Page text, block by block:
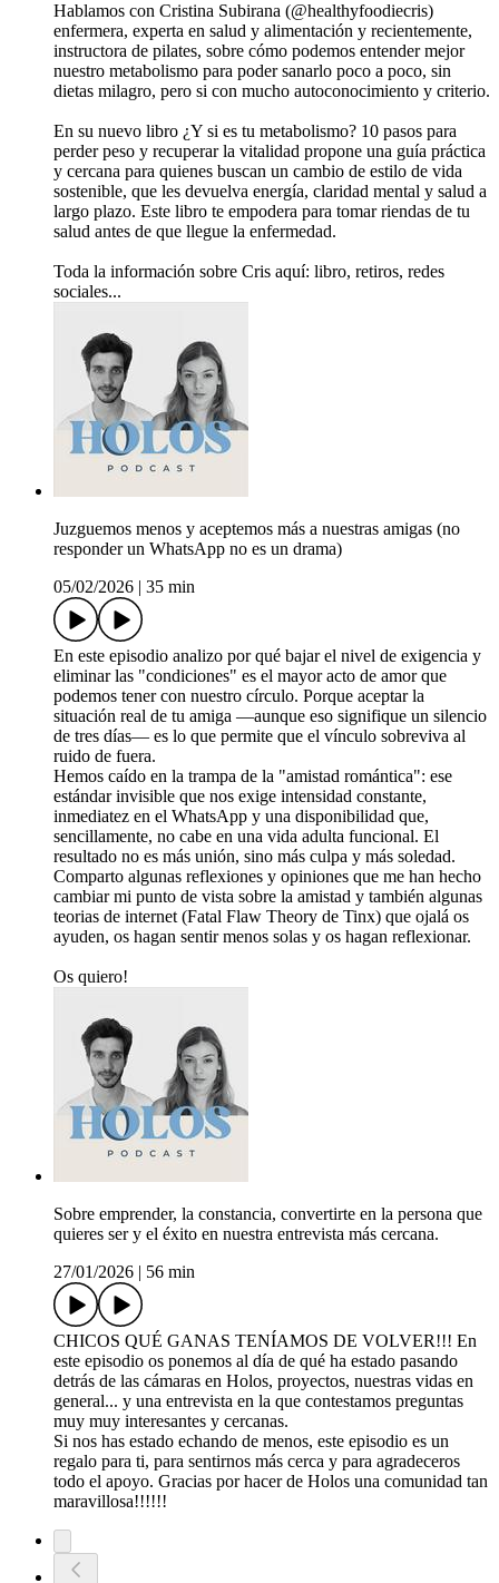
Hablamos con Cristina Subirana (@healthyfoodiecris)
enfermera, experta en salud y alimentación y recientemente,
instructora de pilates, sobre cómo podemos entender mejor
nuestro metabolismo para poder sanarlo poco a poco, sin
dietas milagro, pero si con mucho autoconocimiento y criterio.
En su nuevo libro ¿Y si es tu metabolismo? 10 pasos para
perder peso y recuperar la vitalidad propone una guía práctica
y cercana para quienes buscan un cambio de estilo de vida
sostenible, que les devuelva energía, claridad mental y salud a
largo plazo. Este libro te empodera para tomar riendas de tu
salud antes de que llegue la enfermedad.
Toda la información sobre Cris aquí: libro, retiros, redes
sociales...
Juzguemos menos y aceptemos más a nuestras amigas (no
responder un WhatsApp no es un drama)
05/02/2026
35 min
En este episodio analizo por qué bajar el nivel de exigencia y
eliminar las "condiciones" es el mayor acto de amor que
podemos tener con nuestro círculo. Porque aceptar la
situación real de tu amiga —aunque eso signifique un silencio
de tres días— es lo que permite que el vínculo sobreviva al
ruido de fuera.
Hemos caído en la trampa de la "amistad romántica": ese
estándar invisible que nos exige intensidad constante,
inmediatez en el WhatsApp y una disponibilidad que,
sencillamente, no cabe en una vida adulta funcional. El
resultado no es más unión, sino más culpa y más soledad.
Comparto algunas reflexiones y opiniones que me han hecho
cambiar mi punto de vista sobre la amistad y también algunas
teorias de internet (Fatal Flaw Theory de Tinx) que ojalá os
ayuden, os hagan sentir menos solas y os hagan reflexionar.
Os quiero!
Sobre emprender, la constancia, convertirte en la persona que
quieres ser y el éxito en nuestra entrevista más cercana.
27/01/2026
56 min
CHICOS QUÉ GANAS TENÍAMOS DE VOLVER!!! En
este episodio os ponemos al día de qué ha estado pasando
detrás de las cámaras en Holos, proyectos, nuestras vidas en
general... y una entrevista en la que contestamos preguntas
muy muy interesantes y cercanas.
Si nos has estado echando de menos, este episodio es un
regalo para ti, para sentirnos más cerca y para agradeceros
todo el apoyo. Gracias por hacer de Holos una comunidad tan
maravillosa!!!!!!